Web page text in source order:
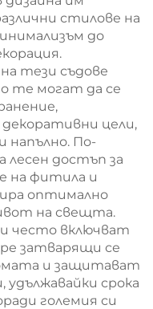
стилове на
до
тези съдове
те могат да се
цели,
напълно. По-
достъп за
на фитила и
оптимално
на свещта.
често включват
затварящи се
и защитават
срока
големия си